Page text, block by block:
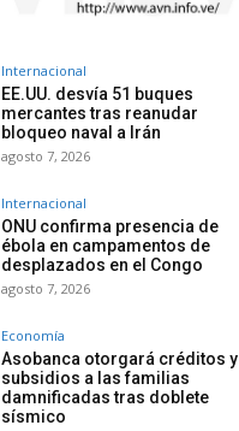
Internacional
EE.UU. desvía 51 buques
mercantes tras reanudar
bloqueo naval a Irán
agosto 7, 2026
Internacional
ONU confirma presencia de
ébola en campamentos de
desplazados en el Congo
agosto 7, 2026
Economía
Asobanca otorgará créditos y
subsidios a las familias
damnificadas tras doblete
sísmico